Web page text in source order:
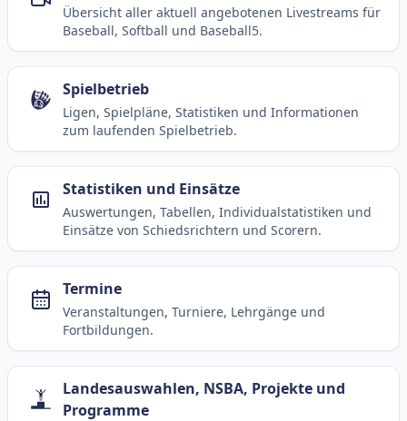
Übersicht aller aktuell angebotenen Livestreams für
Baseball, Softball und Baseball5.
Spielbetrieb
Ligen, Spielpläne, Statistiken und Informationen
zum laufenden Spielbetrieb.
Statistiken und Einsätze
Auswertungen, Tabellen, Individualstatistiken und
Einsätze von Schiedsrichtern und Scorern.
Termine
Veranstaltungen, Turniere, Lehrgänge und
Fortbildungen.
Landesauswahlen, NSBA, Projekte und
Programme